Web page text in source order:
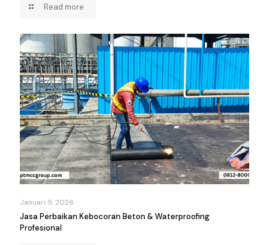
Read more
Januari 9, 2026
Jasa Perbaikan Kebocoran Beton & Waterproofing
Profesional